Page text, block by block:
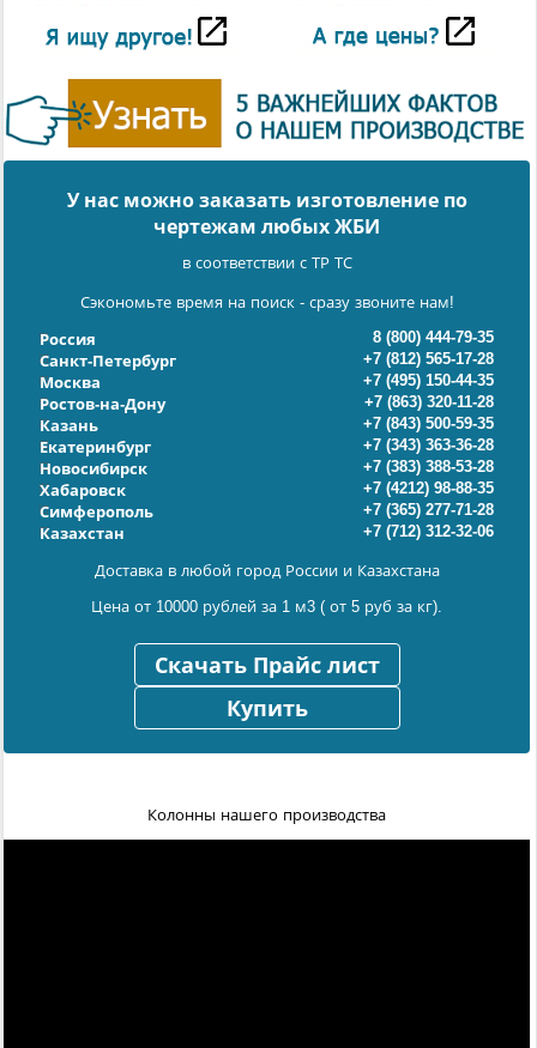
У нас можно заказать изготовление по
чертежам любых ЖБИ
в соответствии с ТР ТС
Сэкономьте время на поиск - сразу звоните нам!
Россия
8 (800) 444-79-35
Санкт-Петербург
+7 (812) 565-17-28
Москва
+7 (495) 150-44-35
Ростов-на-Дону
+7 (863) 320-11-28
Казань
+7 (843) 500-59-35
Екатеринбург
+7 (343) 363-36-28
Новосибирск
+7 (383) 388-53-28
Хабаровск
+7 (4212) 98-88-35
Симферополь
+7 (365) 277-71-28
Казахстан
+7 (712) 312-32-06
Доставка в любой город России и Казахстана
Цена от 10000 рублей за 1 м3 ( от 5 руб за кг).
Скачать Прайс лист
Купить
Колонны нашего производства